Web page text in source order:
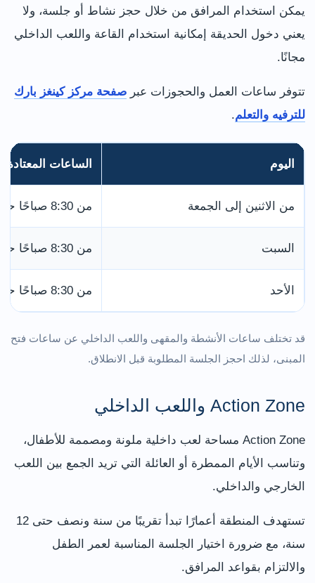
يمكن استخدام المرافق من خلال حجز نشاط أو جلسة، ولا
يعني دخول الحديقة إمكانية استخدام القاعة واللعب الداخلي
مجانًا.
تتوفر ساعات العمل والحجوزات عبر صفحة مركز كينغز بارك
للترفيه والتعلم.
اليوم الساعات المعتادة
من الاثنين إلى الجمعة من 8:30 صباحًا حتى 10:00 مساءً
السبت من 8:30 صباحًا حتى 4:00 عصرًا
الأحد من 8:30 صباحًا حتى 4:00 عصرًا
قد تختلف ساعات الأنشطة والمقهى واللعب الداخلي عن ساعات فتح
المبنى، لذلك احجز الجلسة المطلوبة قبل الانطلاق.
Action Zone واللعب الداخلي
Action Zone مساحة لعب داخلية ملونة ومصممة للأطفال،
وتناسب الأيام الممطرة أو العائلة التي تريد الجمع بين اللعب
الخارجي والداخلي.
تستهدف المنطقة أعمارًا تبدأ تقريبًا من سنة ونصف حتى 12
سنة، مع ضرورة اختيار الجلسة المناسبة لعمر الطفل
والالتزام بقواعد المرافق.